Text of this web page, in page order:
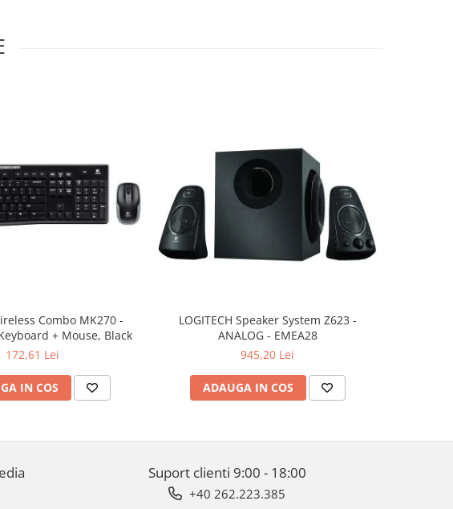
Combo MK270 -
+ Mouse, Black
172,61 Lei
IN COS
LOGITECH Speaker System Z623 -
ANALOG - EMEA28
945,20 Lei
ADAUGA IN COS
Suport clienti 9:00 - 18:00
+40 262.223.385